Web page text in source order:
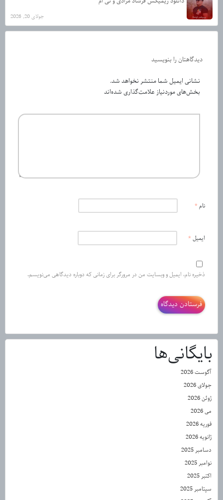
جولای 20, 2026
دیدگاهتان را بنویسید
نشانی ایمیل شما منتشر نخواهد شد.
بخش‌های موردنیاز علامت‌گذاری شده‌اند
نام *
ایمیل *
ذخیره نام، ایمیل و وبسایت من در مرورگر برای زمانی که دوباره دیدگاهی می‌نویسم.
بایگانی‌ها
آگوست 2026
جولای 2026
ژوئن 2026
می 2026
فوریه 2026
ژانویه 2026
دسامبر 2025
نوامبر 2025
اکتبر 2025
سپتامبر 2025